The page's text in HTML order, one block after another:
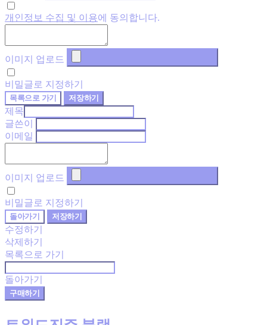
개인정보 수집 및 이용에 동의합니다.
이미지 업로드
비밀글로 지정하기
목록으로 가기 저장하기
제목
글쓴이
이메일
이미지 업로드
비밀글로 지정하기
돌아가기 저장하기
수정하기
삭제하기
목록으로 가기
돌아가기
구매하기